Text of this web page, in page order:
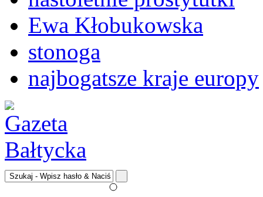
Ewa Kłobukowska
stonoga
najbogatsze kraje europy